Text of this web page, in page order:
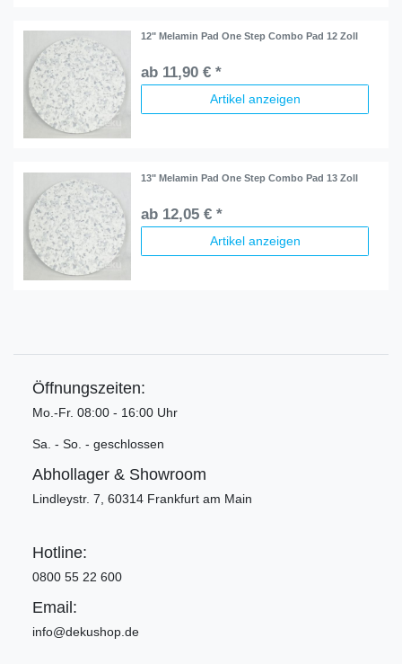
12" Melamin Pad One Step Combo Pad 12 Zoll
ab 11,90 € *
Artikel anzeigen
13" Melamin Pad One Step Combo Pad 13 Zoll
ab 12,05 € *
Artikel anzeigen
Öffnungszeiten:
Mo.-Fr. 08:00 - 16:00 Uhr
Sa. - So. - geschlossen
Abhollager & Showroom
Lindleystr. 7, 60314 Frankfurt am Main
Hotline:
0800 55 22 600
Email:
info@dekushop.de